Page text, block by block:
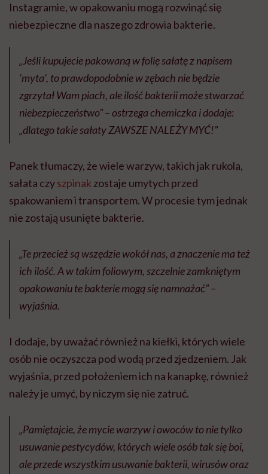
Instagramie, w opakowaniu mogą rozwinąć się
niebezpieczne dla naszego zdrowia bakterie.
„Jeśli kupujecie pakowaną w folię sałatę z napisem
'myta’, to prawdopodobnie w zębach nie będzie
zgrzytał Wam piach, ale ilość bakterii może stwarzać
niebezpieczeństwo” – ostrzega chemiczka i dodaje:
„dlatego takie sałaty ZAWSZE NALEŻY MYĆ!”
Panek tłumaczy, że wiele warzyw, takich jak rukola,
sałata czyszpinak zostaje umytych przed
spakowaniem i transportem. W procesie tym jednak
nie zostają usunięte bakterie.
„Te przecież są wszędzie wokół nas, a znaczenie ma też
ich ilość. A w takim foliowym, szczelnie zamkniętym
opakowaniu te bakterie mogą się namnażać” –
wyjaśnia.
I dodaje, by uważać również na kiełki, których wiele
osób nie oczyszcza pod wodą przed zjedzeniem. Jak
wyjaśnia, przed położeniem ich na kanapkę, również
należy je umyć, by niczym się nie zatruć.
„Pamiętajcie, że mycie warzyw i owoców to nie tylko
usuwanie pestycydów, których wiele osób tak się boi,
ale przede wszystkim usuwanie bakterii, wirusów oraz